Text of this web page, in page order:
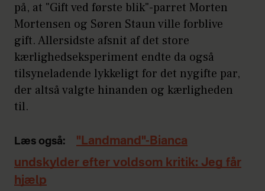
på, at "Gift ved første blik"-parret Morten
Mortensen og Søren Staun ville forblive
gift. Allersidste afsnit af det store
kærlighedseksperiment endte da også
tilsyneladende lykkeligt for det nygifte par,
der altså valgte hinanden og kærligheden
til.
Læs også:
"Landmand"-Bianca
undskylder efter voldsom kritik: Jeg får
hjælp